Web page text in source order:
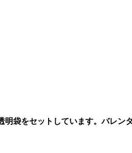
袋をセットしています。バレン